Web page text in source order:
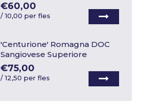
€60,00
/10,00 per fles
'Centurione' Romagna DOC
Sangiovese Superiore
€75,00
/12,50 per fles